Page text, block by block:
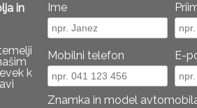
in
k
Ime
Mobilni telefon E-
Znamka in model